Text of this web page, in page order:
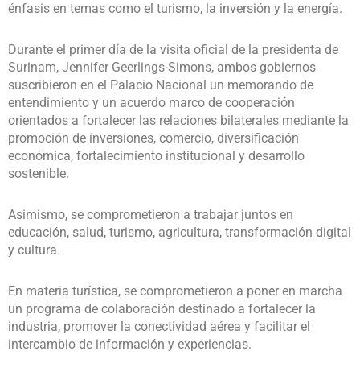
énfasis en temas como el turismo, la inversión y la energía.
Durante el primer día de la visita oficial de la presidenta de
Surinam, Jennifer Geerlings-Simons, ambos gobiernos
suscribieron en el Palacio Nacional un memorando de
entendimiento y un acuerdo marco de cooperación
orientados a fortalecer las relaciones bilaterales mediante la
promoción de inversiones, comercio, diversificación
económica, fortalecimiento institucional y desarrollo
sostenible.
Asimismo, se comprometieron a trabajar juntos en
educación, salud, turismo, agricultura, transformación digital
y cultura.
En materia turística, se comprometieron a poner en marcha
un programa de colaboración destinado a fortalecer la
industria, promover la conectividad aérea y facilitar el
intercambio de información y experiencias.